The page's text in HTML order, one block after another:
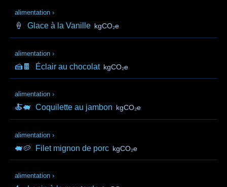
alimentation ›
🍦 Glace à la Vanille kgCO₂e
alimentation ›
🍰🍫 Éclair au chocolat kgCO₂e
alimentation ›
🍝🐖 Coquilette au jambon kgCO₂e
alimentation ›
🐖🥔 Filet mignon de porc kgCO₂e
alimentation ›